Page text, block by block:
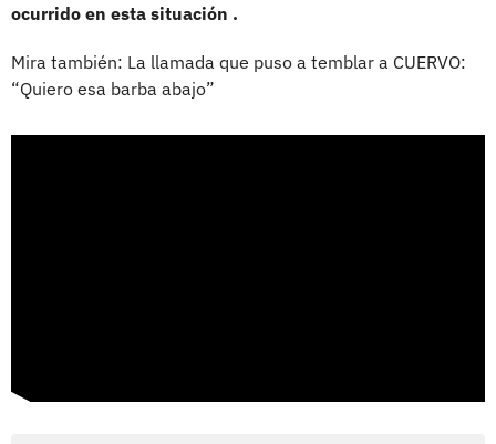
ocurrido en esta situación .
Mira también: La llamada que puso a temblar a CUERVO:
“Quiero esa barba abajo”